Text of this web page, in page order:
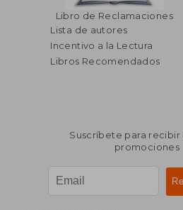
Libro de Reclamaciones
Lista de autores
Incentivo a la Lectura
Libros Recomendados
Suscríbete para recibir
promociones